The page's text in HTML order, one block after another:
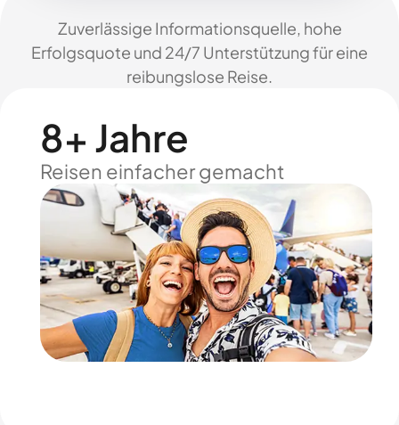
Zuverlässige Informationsquelle, hohe
Erfolgsquote und 24/7 Unterstützung für eine
reibungslose Reise.
8+ Jahre
Reisen einfacher gemacht